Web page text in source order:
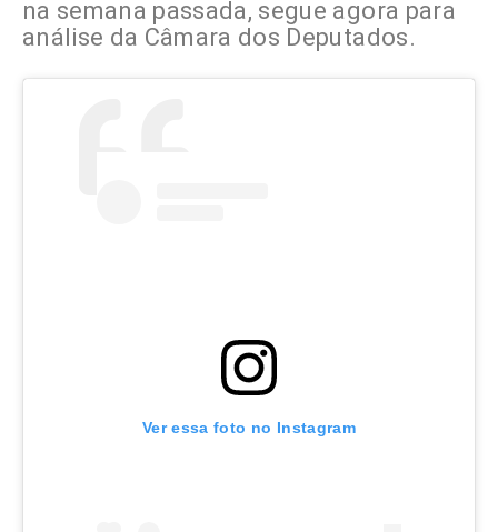
na semana passada, segue agora para
análise da Câmara dos Deputados.
Ver essa foto no Instagram